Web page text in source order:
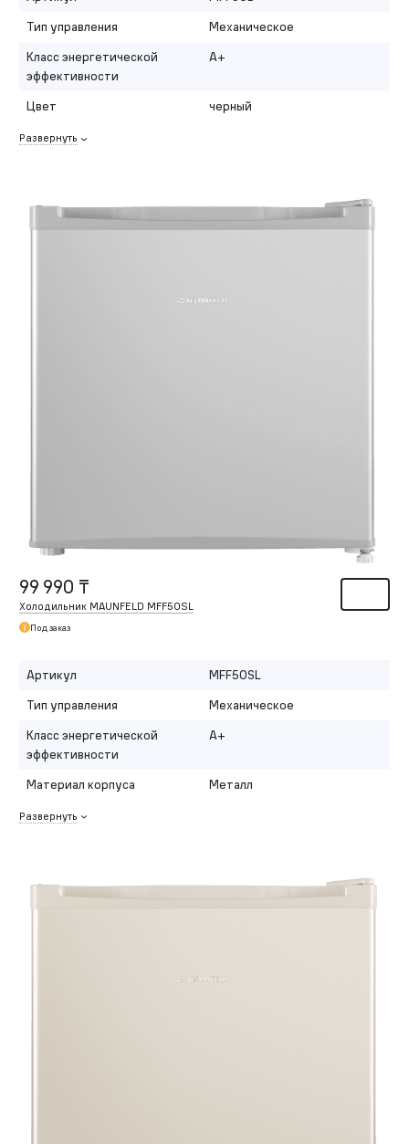
Тип управления
Механическое
Класс энергетической
эффективности
A+
Цвет черный
Развернуть
99 990 ₸
Холодильник MAUNFELD MFF50SL
Под заказ
Артикул
MFF50SL
Тип управления
Механическое
Класс энергетической
эффективности
A+
Материал корпуса Металл
Развернуть